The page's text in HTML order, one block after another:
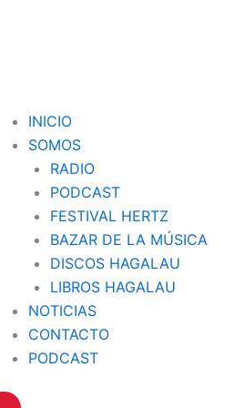
INICIO
SOMOS
RADIO
PODCAST
FESTIVAL HERTZ
BAZAR DE LA MÚSICA
DISCOS HAGALAU
LIBROS HAGALAU
NOTICIAS
CONTACTO
PODCAST